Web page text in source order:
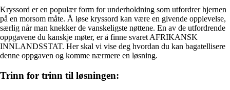
Kryssord er en populær form for underholdning som utfordrer hjernen
på en morsom måte. Å løse kryssord kan være en givende opplevelse,
særlig når man knekker de vanskeligste nøttene. En av de utfordrende
oppgavene du kanskje møter, er å finne svaret AFRIKANSK
INNLANDSSTAT. Her skal vi vise deg hvordan du kan bagatellisere
denne oppgaven og komme nærmere en løsning.
Trinn for trinn til løsningen: